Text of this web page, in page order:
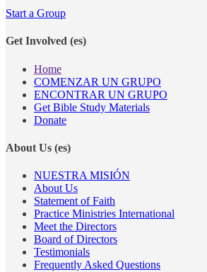
Start a Group
Get Involved (es)
Home
COMENZAR UN GRUPO
ENCONTRAR UN GRUPO
Get Bible Study Materials
Donate
About Us (es)
NUESTRA MISIÓN
About Us
Statement of Faith
Practice Ministries International
Meet the Directors
Board of Directors
Testimonials
Frequently Asked Questions